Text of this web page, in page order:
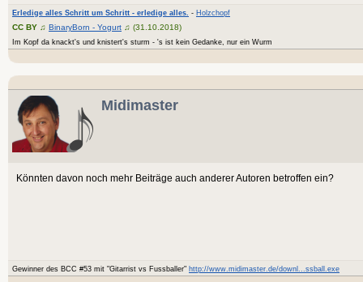
Erledige alles Schritt um Schritt - erledige alles. - Holzchopf
CC BY ♫ BinaryBorn - Yogurt ♫ (31.10.2018)
Im Kopf da knackt's und knistert's sturm - 's ist kein Gedanke, nur ein Wurm
Midimaster
Könnten davon noch mehr Beiträge auch anderer Autoren betroffen ein?
Gewinner des BCC #53 mit "Gitarrist vs Fussballer" http://www.midimaster.de/downl...ssball.exe